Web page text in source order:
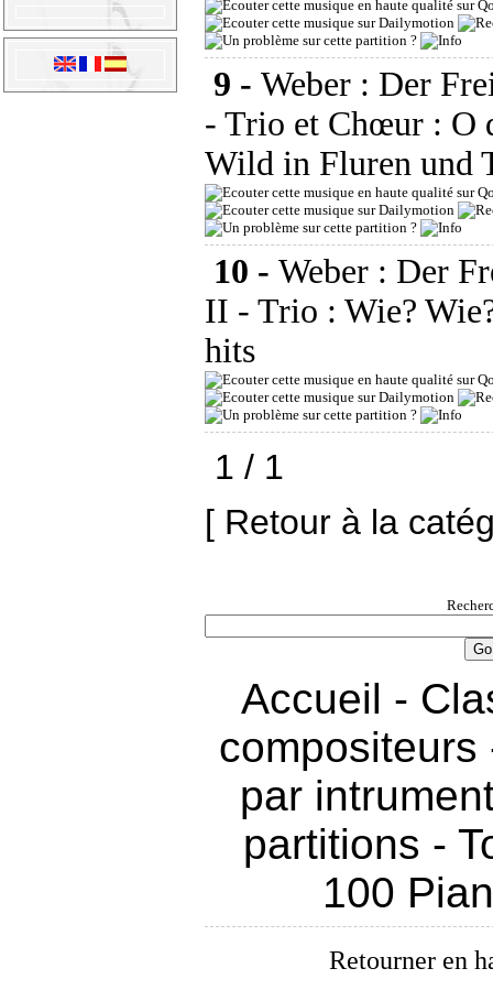
9 - Weber : Der
- Trio et Chœur : O
Wild in Fluren und
10 - Weber : Der
II - Trio : Wie?
hits
1 / 1
[ Retour à la
Accueil -
compositeurs
par
partitions -
100
Retourner en